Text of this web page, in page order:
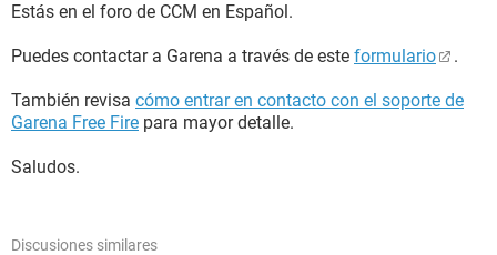
Estás en el foro de CCM en Español.
Puedes contactar a Garena a través de este formulario .
También revisa cómo entrar en contacto con el soporte de
Garena Free Fire para mayor detalle.
Saludos.
Discusiones similares